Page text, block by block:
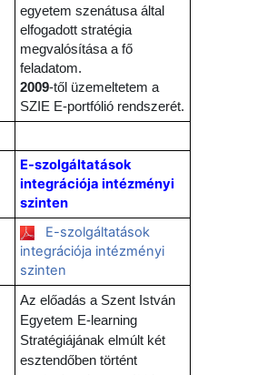
egyetem szenátusa által
elfogadott stratégia
megvalósítása a fő
feladatom.
2009-től üzemeltetem a
SZIE E-portfólió rendszerét.
E-szolgáltatások
integrációja intézményi
szinten
E-szolgáltatások
integrációja intézményi
szinten
Az előadás a Szent István
Egyetem E-learning
Stratégiájának elmúlt két
esztendőben történt